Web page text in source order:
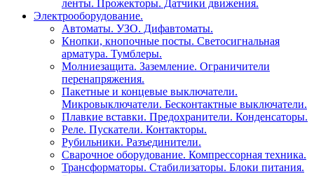
ленты. Прожекторы. Датчики движения.
Электрооборудование.
Автоматы. УЗО. Дифавтоматы.
Кнопки, кнопочные посты. Светосигнальная
арматура. Тумблеры.
Молниезащита. Заземление. Ограничители
перенапряжения.
Пакетные и концевые выключатели.
Микровыключатели. Бесконтактные выключатели.
Плавкие вставки. Предохранители. Конденсаторы.
Реле. Пускатели. Контакторы.
Рубильники. Разъединители.
Сварочное оборудование. Компрессорная техника.
Трансформаторы. Стабилизаторы. Блоки питания.